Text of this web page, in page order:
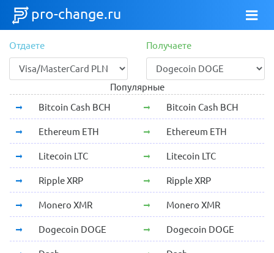
pro-change.ru
Отдаете Получаете
Популярные
Bitcoin Cash BCH
Bitcoin Cash BCH
Ethereum ETH Ethereum ETH
Litecoin LTC Litecoin LTC
Ripple XRP Ripple XRP
Monero XMR Monero XMR
Dogecoin DOGE Dogecoin DOGE